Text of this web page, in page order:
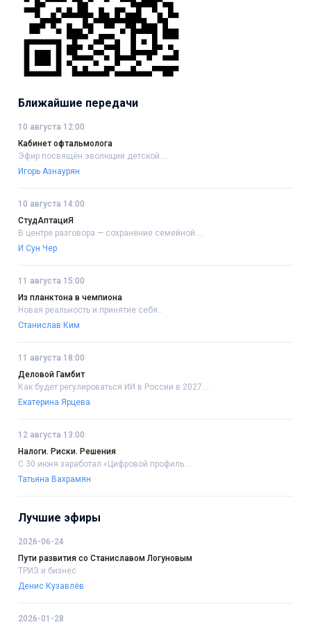
Ближайшие передачи
10 августа 12:00
Кабинет офтальмолога
Эфир посвящён эволюции детской....
Игорь Азнаурян
10 августа 14:00
СтудАптациЯ
В центре разговора — сохранение семейной....
И Сун Чер
11 августа 15:00
Из планктона в чемпиона
Новая реальность и принятие себя..
Станислав Ким
11 августа 18:00
Деловой Гамбит
Как будет регулироваться ИИ в России в 2027....
Екатерина Ярцева
12 августа 13:00
Налоги. Риски. Решения
С 30 июня заработал «Цифровой профиль....
Татьяна Вахрамян
Лучшие эфиры
2026-06-24
Пути развития со Станиславом Логуновым
ТРИЗ и бизнес
Денис Кузавлёв
2026-01-28